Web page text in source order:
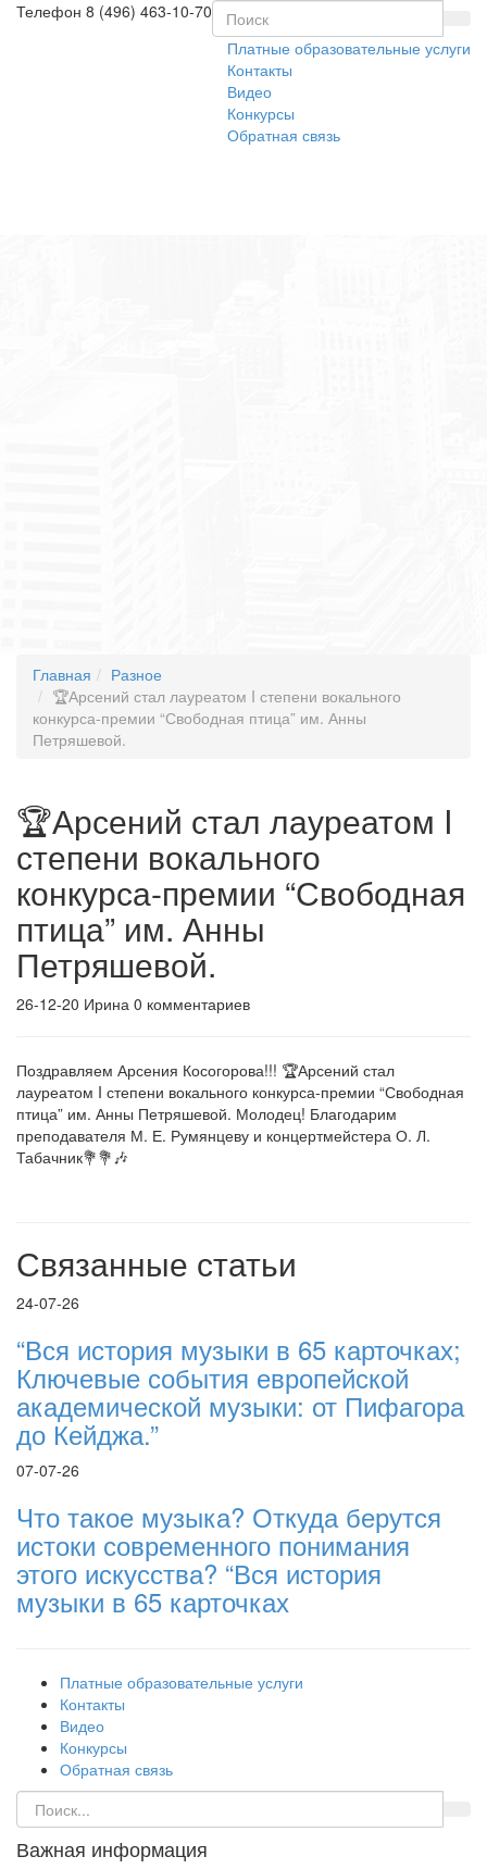
Телефон 8 (496) 463-10-70
Платные образовательные услуги
Контакты
Видео
Конкурсы
Обратная связь
Главная
Разное
🏆Арсений стал лауреатом I степени вокального
конкурса-премии “Свободная птица” им. Анны
Петряшевой.
🏆Арсений стал лауреатом I
степени вокального
конкурса-премии “Свободная
птица” им. Анны
Петряшевой.
26-12-20 Ирина 0 комментариев
Поздравляем Арсения Косогорова!!! 🏆Арсений стал
лауреатом I степени вокального конкурса-премии “Свободная
птица” им. Анны Петряшевой. Молодец! Благодарим
преподавателя М. Е. Румянцеву и концертмейстера О. Л.
Табачник💐💐🎶
Связанные статьи
24-07-26
“Вся история музыки в 65 карточках;
Ключевые события европейской
академической музыки: от Пифагора
до Кейджа.”
07-07-26
Что такое музыка? Откуда берутся
истоки современного понимания
этого искусства? “Вся история
музыки в 65 карточках
Платные образовательные услуги
Контакты
Видео
Конкурсы
Обратная связь
Важная информация